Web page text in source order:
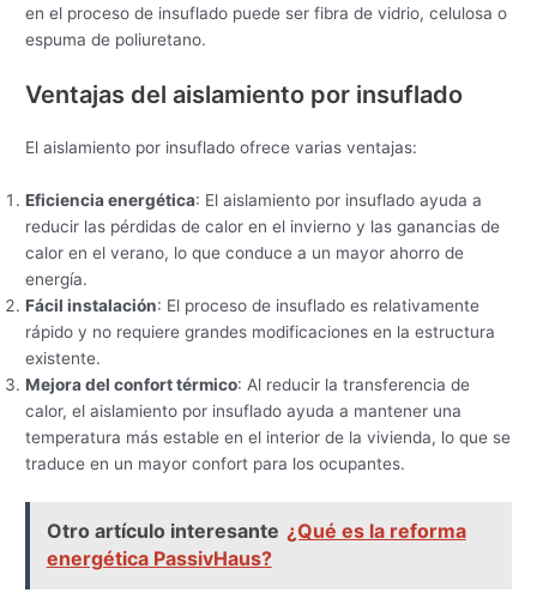
en el proceso de insuflado puede ser fibra de vidrio, celulosa o
espuma de poliuretano.
Ventajas del aislamiento por insuflado
El aislamiento por insuflado ofrece varias ventajas:
Eficiencia energética: El aislamiento por insuflado ayuda a
reducir las pérdidas de calor en el invierno y las ganancias de
calor en el verano, lo que conduce a un mayor ahorro de
energía.
Fácil instalación: El proceso de insuflado es relativamente
rápido y no requiere grandes modificaciones en la estructura
existente.
Mejora del confort térmico: Al reducir la transferencia de
calor, el aislamiento por insuflado ayuda a mantener una
temperatura más estable en el interior de la vivienda, lo que se
traduce en un mayor confort para los ocupantes.
Otro artículo interesante ¿Qué es la reforma
energética PassivHaus?